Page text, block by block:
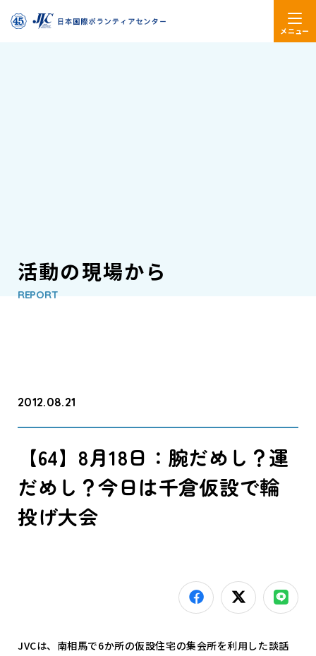
メニュー
活動の現場から
REPORT
2012.08.21
【64】8月18日：腕だめし？運
だめし？今日は千倉仮設で輪
投げ大会
JVCは、南相馬で6か所の仮設住宅の集会所を利用した談話